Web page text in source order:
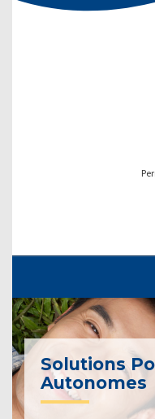
Solutions
Autonomes